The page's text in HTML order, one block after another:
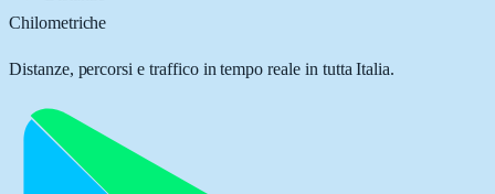
Chilometriche
Distanze, percorsi e traffico in tempo reale in tutta Italia.